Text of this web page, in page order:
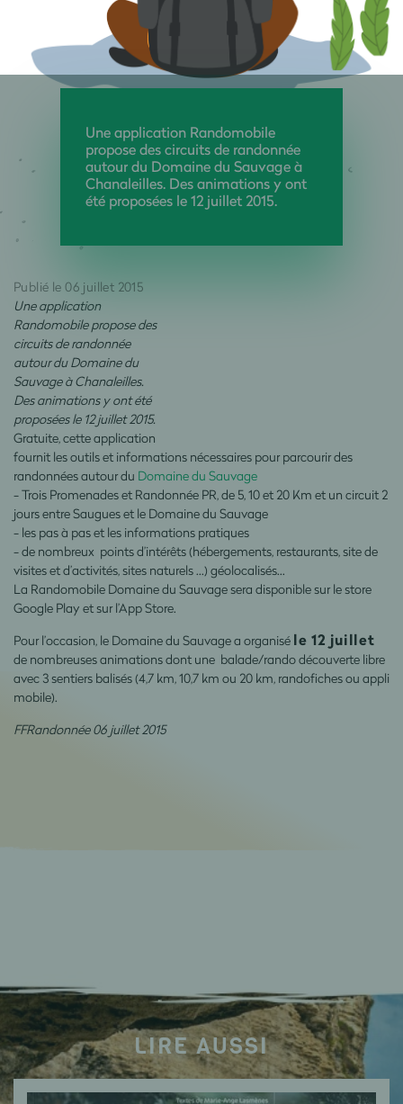
Une application Randomobile
propose des circuits de randonnée
autour du Domaine du Sauvage à
Chanaleilles. Des animations y ont
été proposées le 12 juillet 2015.
Publié le 06 juillet 2015
Une application
Randomobile propose des
circuits de randonnée
autour du Domaine du
Sauvage à Chanaleilles.
Des animations y ont été
proposées le 12 juillet 2015.
Gratuite, cette application
fournit les outils et informations nécessaires pour parcourir des
randonnées autour du Domaine du Sauvage
- Trois Promenades et Randonnée PR, de 5, 10 et 20 Km et un circuit 2
jours entre Saugues et le Domaine du Sauvage
- les pas à pas et les informations pratiques
- de nombreux points d’intérêts (hébergements, restaurants, site de
visites et d’activités, sites naturels …) géolocalisés…
La Randomobile Domaine du Sauvage sera disponible sur le store
Google Play et sur l’App Store.
Pour l’occasion, le Domaine du Sauvage a organisé le 12 juillet
de nombreuses animations dont une balade/rando découverte libre
avec 3 sentiers balisés (4,7 km, 10,7 km ou 20 km, randofiches ou appli
mobile).
FFRandonnée 06 juillet 2015
LIRE AUSSI